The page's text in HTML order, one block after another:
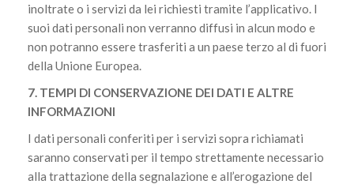
inoltrate o i servizi da lei richiesti tramite l’applicativo. I
suoi dati personali non verranno diffusi in alcun modo e
non potranno essere trasferiti a un paese terzo al di fuori
della Unione Europea.
7. TEMPI DI CONSERVAZIONE DEI DATI E ALTRE
INFORMAZIONI
I dati personali conferiti per i servizi sopra richiamati
saranno conservati per il tempo strettamente necessario
alla trattazione della segnalazione e all’erogazione del